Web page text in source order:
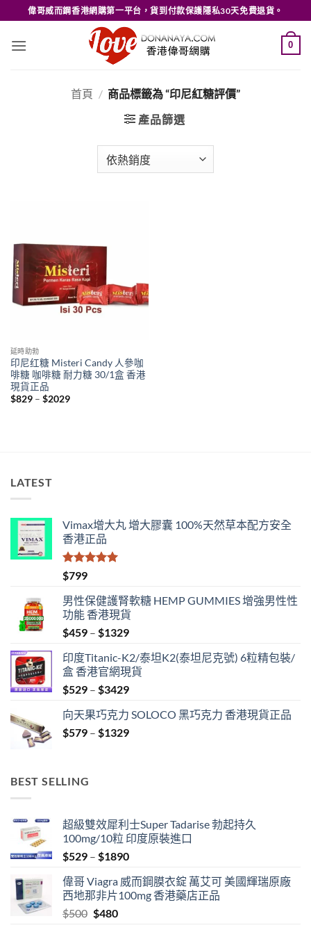
to
content
偉哥威而鋼香港網購第一平台，貨到付款保護隱私30天免費退貨。
0
首頁 / 商品標籤為 “印尼紅糖評價”
產品篩選
延時助勃
印尼红糖 Misteri Candy 人參咖
啡糖 咖啡糖 耐力糖 30/1盒 香港
現貨正品
$829 – $2029Price
LATEST
Vimax增大丸 增大膠囊 100%天然草本配方安全
香港正品
評分
滿分 5
$799
男性保健護腎軟糖 HEMP GUMMIES 增強男性性
功能 香港現貨
$459 – $1329Price
$459
through
$1329
印度Titanic-K2/泰坦K2(泰坦尼克號) 6粒精包裝/
盒 香港官網現貨
$529 – $3429Price
$529
through
向天果巧克力 SOLOCO 黑巧克力 香港現貨正品
$579 – $1329Price
BEST SELLING
超級雙效犀利士Super Tadarise 勃起持久
100mg/10粒 印度原裝進口
$529 – $1890Price
$529
through
偉哥 Viagra 威而鋼膜衣錠 萬艾可 美國輝瑞原廠
西地那非片100mg 香港藥店正品
$500 Original
$480Current